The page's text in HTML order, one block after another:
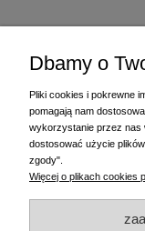
ul.
+48 58
Dbamy o
Pliki cookies i pokrewne
pomagają nam
wykorzystanie przez nas
dostosować użycie
zgody".
Więcej o plikach cookies